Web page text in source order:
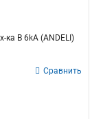
ка B 6kA (ANDELI)
Сравнить